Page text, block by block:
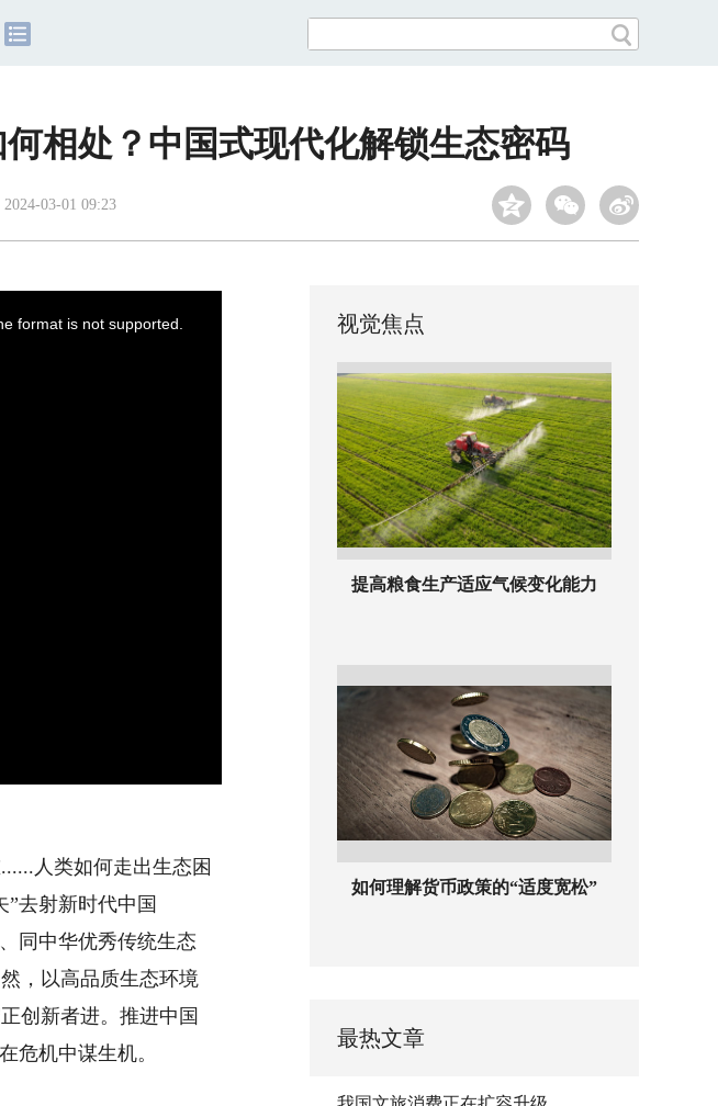
何相处？中国式现代化解锁生态密码
2024-03-01 09:23
format is not supported.
人类如何走出生态困
去射新时代中国
同中华优秀传统生态
，以高品质生态环境
创新者进。推进中国
危机中谋生机。
视觉焦点
提高粮食生产适应气候变化能力
如何理解货币政策的“适度宽松”
最热文章